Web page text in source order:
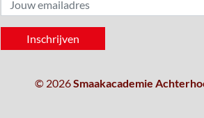
© 2026Smaakacademie